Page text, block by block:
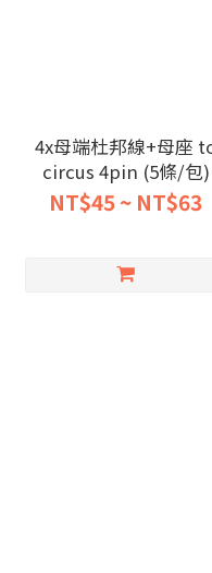
4x母端杜邦線+母座
circus 4pin (5條/包)
20cm~50cm
NT$45 ~ NT$63